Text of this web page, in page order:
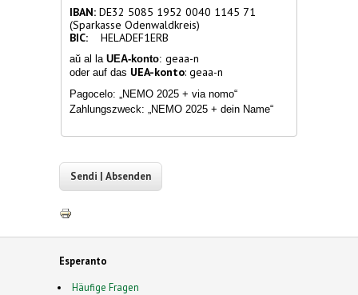
IBAN: DE32 5085 1952 0040 1145 71
(Sparkasse Odenwaldkreis)
BIC: HELADEF1ERB
aŭ al la UEA-konto: geaa-n
oder auf das UEA-konto: geaa-n
Pagocelo: „NEMO 2025 + via nomo“
Zahlungszweck: „NEMO 2025 + dein Name“
Esperanto
Häufige Fragen